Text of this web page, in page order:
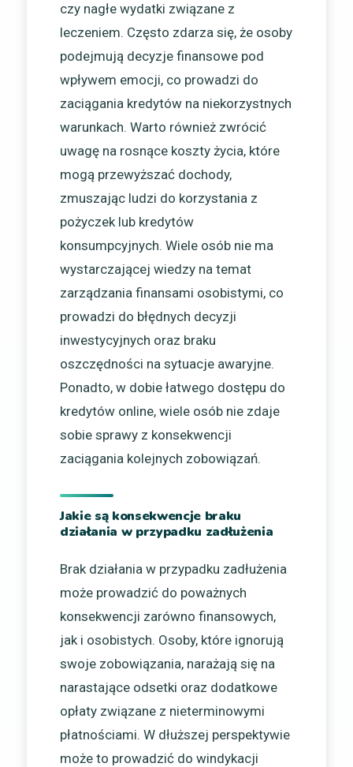
czy nagłe wydatki związane z
leczeniem. Często zdarza się, że osoby
podejmują decyzje finansowe pod
wpływem emocji, co prowadzi do
zaciągania kredytów na niekorzystnych
warunkach. Warto również zwrócić
uwagę na rosnące koszty życia, które
mogą przewyższać dochody,
zmuszając ludzi do korzystania z
pożyczek lub kredytów
konsumpcyjnych. Wiele osób nie ma
wystarczającej wiedzy na temat
zarządzania finansami osobistymi, co
prowadzi do błędnych decyzji
inwestycyjnych oraz braku
oszczędności na sytuacje awaryjne.
Ponadto, w dobie łatwego dostępu do
kredytów online, wiele osób nie zdaje
sobie sprawy z konsekwencji
zaciągania kolejnych zobowiązań.
Jakie są konsekwencje braku
działania w przypadku zadłużenia
Brak działania w przypadku zadłużenia
może prowadzić do poważnych
konsekwencji zarówno finansowych,
jak i osobistych. Osoby, które ignorują
swoje zobowiązania, narażają się na
narastające odsetki oraz dodatkowe
opłaty związane z nieterminowymi
płatnościami. W dłuższej perspektywie
może to prowadzić do windykacji